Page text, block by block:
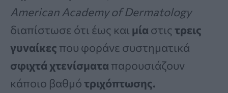
American Academy of Dermatology
διαπίστωσε ότι έως και μία στιςτρεις
γυναίκες που φοράνε συστηματικά
σφιχτά χτενίσματα παρουσιάζουν
κάποιο βαθμότριχόπτωσης.